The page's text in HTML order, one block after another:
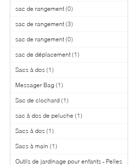
sac de rangement (0)
sac de rangement (3)
sac de rangement (0)
sac de déplacement (1)
Sacs à dos (1)
Messager Bag (1)
Sac de clochard (1)
sac à dos de peluche (1)
Sacs à dos (1)
Sacs à main (1)
Outils de jardinage pour enfants - Pelles